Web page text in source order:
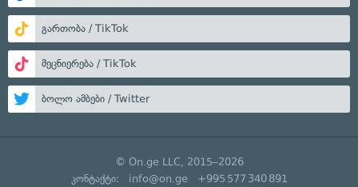
გართობა / TikTok
მეცნიერება / TikTok
ბოლო ამბები / Twitter
© On.ge LLC, 2015–2026
კონტაქტი: info@on.ge +995 577 340 891